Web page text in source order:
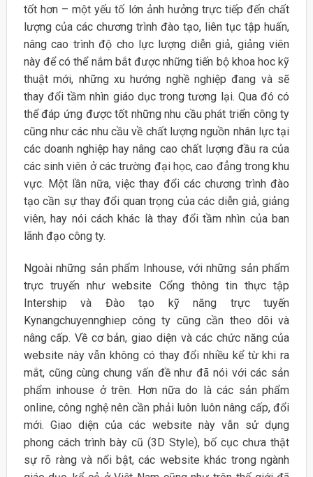
tốt hơn – một yếu tố lớn ảnh hưởng trực tiếp đến chất
lượng của các chương trình đào tạo, liên tục tập huấn,
nâng cao trình độ cho lực lượng diễn giả, giảng viên
này để có thể nắm bắt được những tiến bộ khoa hoc kỹ
thuật mới, những xu hướng nghề nghiệp đang và sẽ
thay đổi tầm nhìn giáo dục trong tương lại. Qua đó có
thể đáp ứng được tốt những nhu cầu phát triển công ty
cũng như các nhu cầu về chất lượng nguồn nhân lực tại
các doanh nghiệp hay nâng cao chất lượng đầu ra của
các sinh viên ở các trường đại học, cao đẳng trong khu
vực. Một lần nữa, việc thay đổi các chương trình đào
tạo cần sự thay đổi quan trọng của các diễn giả, giảng
viên, hay nói cách khác là thay đổi tầm nhìn của ban
lãnh đạo công ty.
Ngoài những sản phẩm Inhouse, với những sản phẩm
trực truyến như website Cổng thông tin thực tập
Intership và Đào tạo kỹ năng trực tuyến
Kynangchuyennghiep công ty cũng cần theo dõi và
nâng cấp. Về cơ bản, giao diện và các chức năng của
website này vẫn không có thay đổi nhiều kể từ khi ra
mắt, cũng cùng chung vấn đề như đã nói với các sản
phẩm inhouse ở trên. Hơn nữa do là các sản phẩm
online, công nghệ nên cần phải luôn luôn nâng cấp, đổi
mới. Giao diện của các website này vẫn sử dụng
phong cách trình bày cũ (3D Style), bố cục chưa thật
sự rõ ràng và nổi bật, các website khác trong ngành